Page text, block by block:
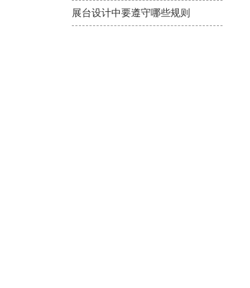
展台设计中要遵守哪些规则